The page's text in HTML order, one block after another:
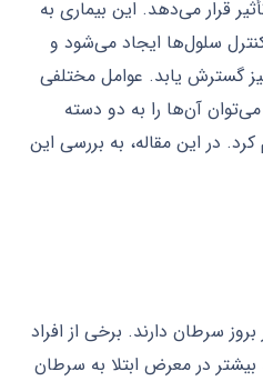
قرار می‌دهد. این بیماری به
سلول‌ها ایجاد می‌شود و
گسترش یابد. عوامل مختلفی
آن‌ها را به دو دسته
در این مقاله، به بررسی این
سرطان دارند. برخی از افراد
در معرض ابتلا به سرطان